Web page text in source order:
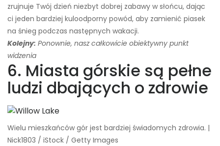
zrujnuje Twój dzień niezbyt dobrej zabawy w słońcu, dając
ci jeden bardziej kuloodporny powód, aby zamienić piasek
na śnieg podczas następnych wakacji.
Kolejny: Ponownie, nasz całkowicie obiektywny punkt
widzenia
6. Miasta górskie są pełne
ludzi dbających o zdrowie
Wielu mieszkańców gór jest bardziej świadomych zdrowia. |
Nick1803 / iStock / Getty Images